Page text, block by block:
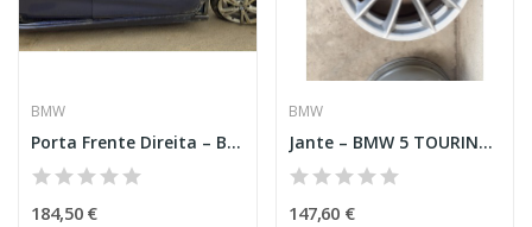
BMW
Porta Frente Direita – BMW 2 GRAN TOURER (F46)
184,50 €
BMW
Jante – BMW 5 TOURING (G31)
147,60 €